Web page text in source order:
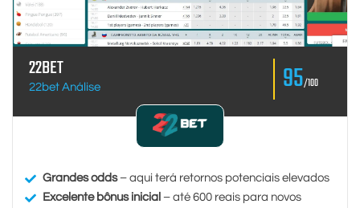
22BET
22bet Análise 95/100
Grandes odds– aqui terá retornos potenciais elevados
Excelente bônus inicial – até 600 reais para novos